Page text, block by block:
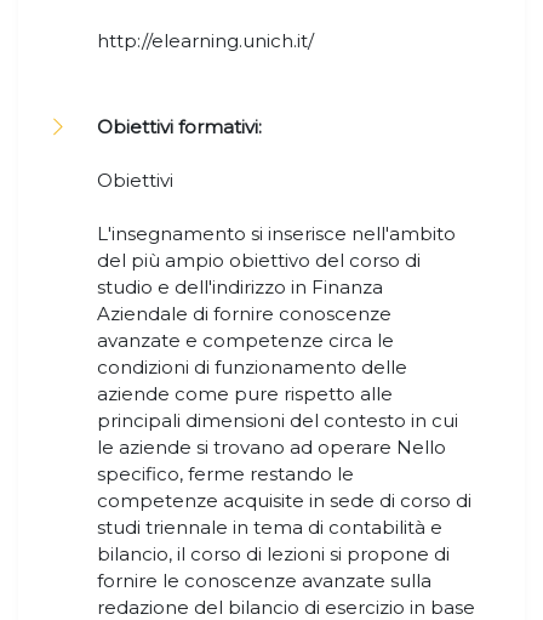
http://elearning.unich.it/
Obiettivi formativi:
Obiettivi
L'insegnamento si inserisce nell'ambito
del più ampio obiettivo del corso di
studio e dell'indirizzo in Finanza
Aziendale di fornire conoscenze
avanzate e competenze circa le
condizioni di funzionamento delle
aziende come pure rispetto alle
principali dimensioni del contesto in cui
le aziende si trovano ad operare Nello
specifico, ferme restando le
competenze acquisite in sede di corso di
studi triennale in tema di contabilità e
bilancio, il corso di lezioni si propone di
fornire le conoscenze avanzate sulla
redazione del bilancio di esercizio in base